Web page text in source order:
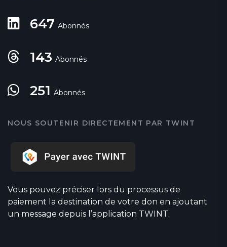
647 Abonnés
143 Abonnés
251 Abonnés
NOUS SOUTENIR DIRECTEMENT PAR TWINT
Vous pouvez préciser lors du processus de
paiement la destination de votre don en ajoutant
un message depuis l’application TWINT.